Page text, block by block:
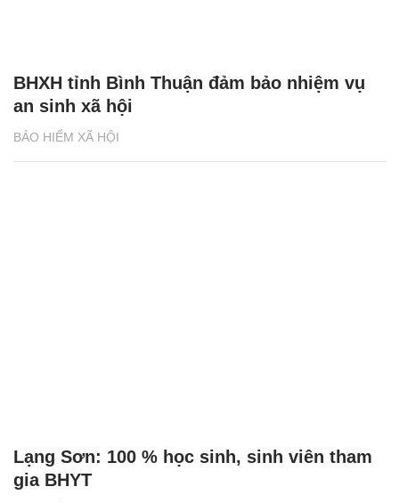
BẢO HIỂM XÃ HỘI
BHXH tỉnh Bình Thuận đảm bảo nhiệm vụ
an sinh xã hội
Lạng Sơn: 100 % học sinh, sinh viên tham
gia BHYT